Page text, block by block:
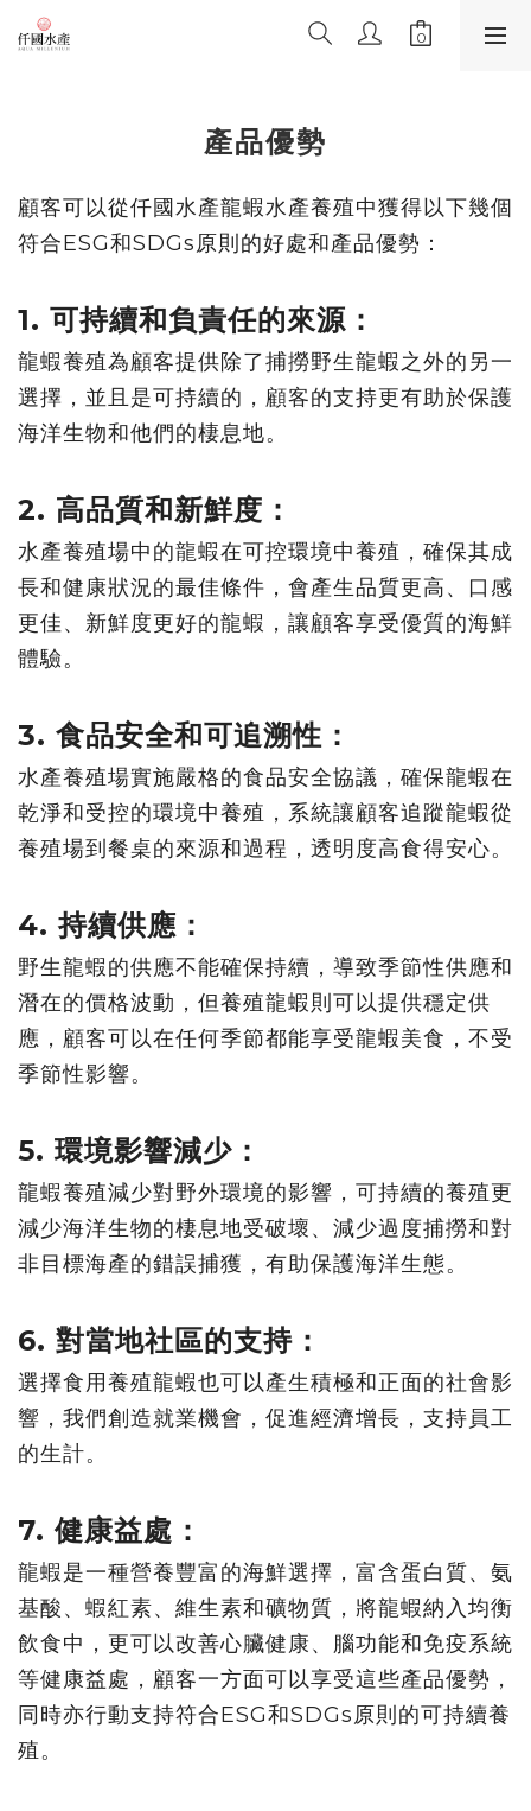
產品優勢
顧客可以從仟國水產龍蝦水產養殖中獲得以下幾個
符合ESG和SDGs原則的好處和產品優勢：
1. 可持續和負責任的來源：
龍蝦養殖為顧客提供除了捕撈野生龍蝦之外的另一
選擇， 並且是可持續的， 顧客的支持更有助於保護
海洋生物和他們的棲息地。
2. 高品質和新鮮度：
水產養殖場中的龍蝦在可控環境中養殖， 確保其成
長和健康狀況的最佳條件，會產生品質更高、口感
更佳、 新鮮度更好的龍蝦，讓顧客享受優質的海鮮
體驗。
3. 食品安全和可追溯性：
水產養殖場實施嚴格的食品安全協議， 確保龍蝦在
乾淨和受控的環境中養殖， 系統讓顧客追蹤龍蝦從
養殖場到餐桌的來源和過程， 透明度高食得安心。
4. 持續供應：
野生龍蝦的供應不能確保持續，導致季節性供應和
潛在的價格波動， 但養殖龍蝦則可以提供穩定供
應， 顧客可以在任何季節都能享受龍蝦美食，不受
季節性影響。
5. 環境影響減少：
龍蝦養殖減少對野外環境的影響， 可持續的養殖更
減少海洋生物的棲息地受破壞、 減少過度捕撈和對
非目標海產的錯誤捕獲，有助保護海洋生態。
6. 對當地社區的支持：
選擇食用養殖龍蝦也可以產生積極和正面的社會影
響， 我們創造就業機會，促進經濟增長，支持員工
的生計。
7. 健康益處：
龍蝦是一種營養豐富的海鮮選擇，富含蛋白質、氨
基酸、蝦紅素、 維生素和礦物質，將龍蝦納入均衡
飲食中，更可以改善心臟健康、 腦功能和免疫系統
等健康益處，顧客一方面可以享受這些產品優勢，
同時亦行動支持符合ESG和SDGs原則的可持續養
殖。